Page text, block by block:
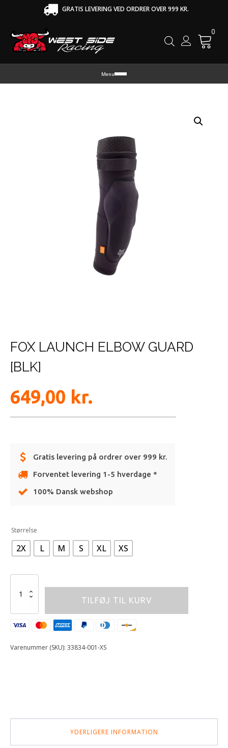
GRATIS LEVERING VED ORDRER OVER 999 KR.
0
Menu
FOX LAUNCH ELBOW GUARD
[BLK]
649,00 kr.
Gratis levering på ordrer over 999 kr.
Forventet levering 1-5 hverdage *
100% Dansk webshop
Størrelse
2X L M S XL XS
LAUNCH
GUARD
[BLK]
TILFØJ TIL KURV
Varenummer (SKU): 33834-001-XS
YDERLIGERE INFORMATION